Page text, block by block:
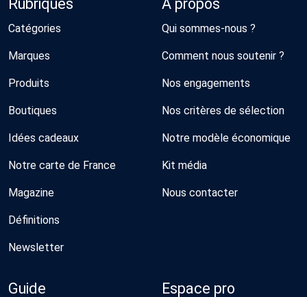
Rubriques
Catégories
Marques
Produits
Boutiques
Idées cadeaux
Notre carte de France
Magazine
Définitions
Newsletter
À propos
Qui sommes-nous ?
Comment nous soutenir ?
Nos engagements
Nos critères de sélection
Notre modèle économique
Kit média
Nous contacter
Guide Espace pro